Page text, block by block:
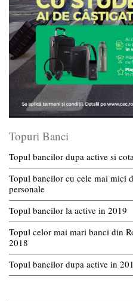
Topuri Banci
Topul bancilor dupa active si
Topul bancilor cu cele mai mici
personale
Topul bancilor la active in 2019
Topul celor mai mari banci din
2018
Topul bancilor dupa active in